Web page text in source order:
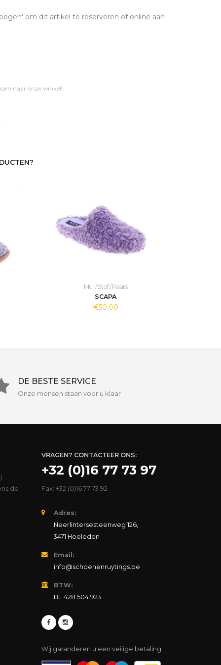
om dit artikel te reserveren of online aan
naar onze winkel!
Muil / Stof / Paars
SCAPA
€50,00
DE BESTE SERVICE
Onze mensen staan voor u klaar
de
VRAGEN? CONTACTEER ONS:
+32 (0)16 77 73 97
Fax: +32 (0)16 77 73 92
Adres:
Neerlintersesteenweg 126,
3471 Hoeleden
Email:
info@schoenenruytings.be
BTW:
BE 428.504.923
Wij garanderen u een veilige betaling: